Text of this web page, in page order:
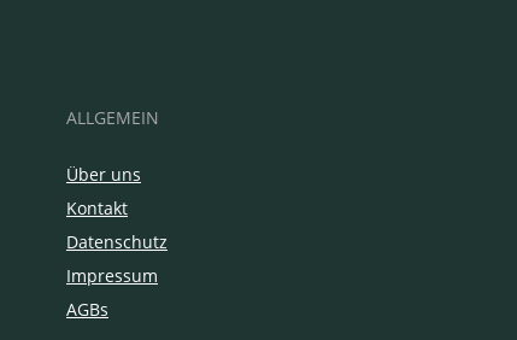
ALLGEMEIN
Über uns
Kontakt
Datenschutz
Impressum
AGBs